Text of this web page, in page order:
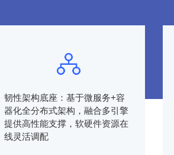
韧性架构底座：基于微服务+容
器化全分布式架构，融合多引擎
提供高性能支撑，软硬件资源在
线灵活调配